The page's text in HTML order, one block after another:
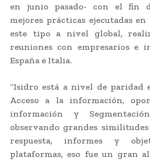
en junio pasado- con el fin
mejores prácticas ejecutadas
este tipo a nivel global,
reuniones con empresarios e
España e Italia.
“Isidro está a nivel de paridad
Acceso a la información,
información y
observando grandes
respuesta, informes y
plataformas, eso fue un gran